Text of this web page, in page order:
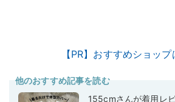
【PR】おすすめショッ
他のおすすめ記事を読む
155cmさんが着用レ